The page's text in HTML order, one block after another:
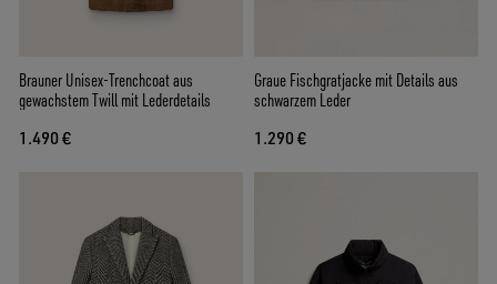
Brauner Unisex-Trenchcoat aus
gewachstem Twill mit Lederdetails
1.490 €
Graue Fischgratjacke mit Details aus
schwarzem Leder
1.290 €